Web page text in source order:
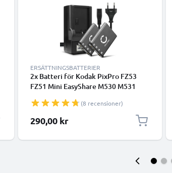
ERSÄTTNINGSBATTERIER
2x Batteri för Kodak PixPro FZ53
FZ51 Mini EasyShare M530 M531
M873 kamera med hög 700mAh
kapacitet + laddare för
uppladdningsbara kamerabatterier
(8 recensioner)
290,00 kr